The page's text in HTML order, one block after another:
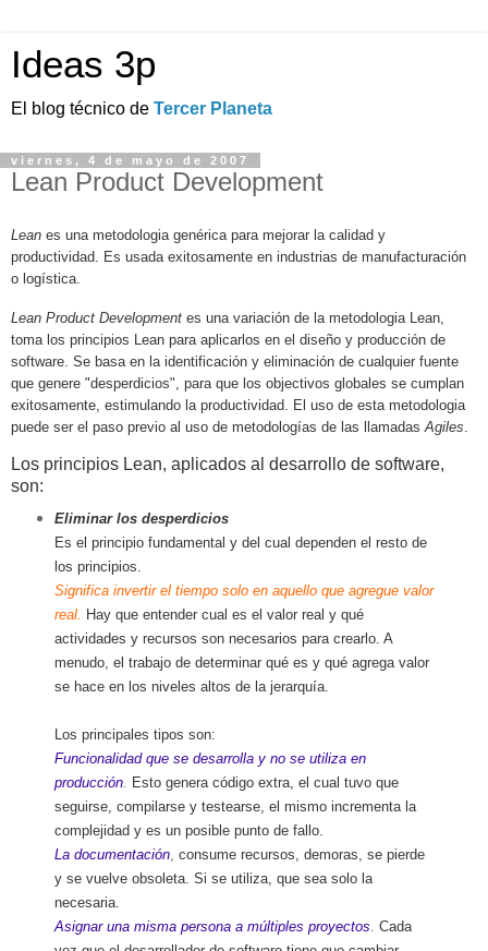
Ideas 3p
El blog técnico de Tercer Planeta
viernes, 4 de mayo de 2007
Lean Product Development
Lean es una metodologia genérica para mejorar la calidad y
productividad. Es usada exitosamente en industrias de manufacturación
o logística.
Lean Product Development es una variación de la metodologia Lean,
toma los principios Lean para aplicarlos en el diseño y producción de
software. Se basa en la identificación y eliminación de cualquier fuente
que genere "desperdicios", para que los objectivos globales se cumplan
exitosamente, estimulando la productividad. El uso de esta metodologia
puede ser el paso previo al uso de metodologías de las llamadas Agiles
Los principios Lean, aplicados al desarrollo de software,
son:
Eliminar los desperdicios
Es el principio fundamental y del cual dependen el resto de
los principios.
Significa invertir el tiempo solo en aquello que agregue valor
real. Hay que entender cual es el valor real y qué
actividades y recursos son necesarios para crearlo. A
menudo, el trabajo de determinar qué es y qué agrega valor
se hace en los niveles altos de la jerarquía.
Los principales tipos son:
Funcionalidad que se desarrolla y no se utiliza en
producción. Esto genera código extra, el cual tuvo que
seguirse, compilarse y testearse, el mismo incrementa la
complejidad y es un posible punto de fallo.
La documentación, consume recursos, demoras, se pierde
y se vuelve obsoleta. Si se utiliza, que sea solo la
necesaria.
Asignar una misma persona a múltiples proyectos. Cada